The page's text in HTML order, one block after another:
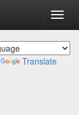
Translate